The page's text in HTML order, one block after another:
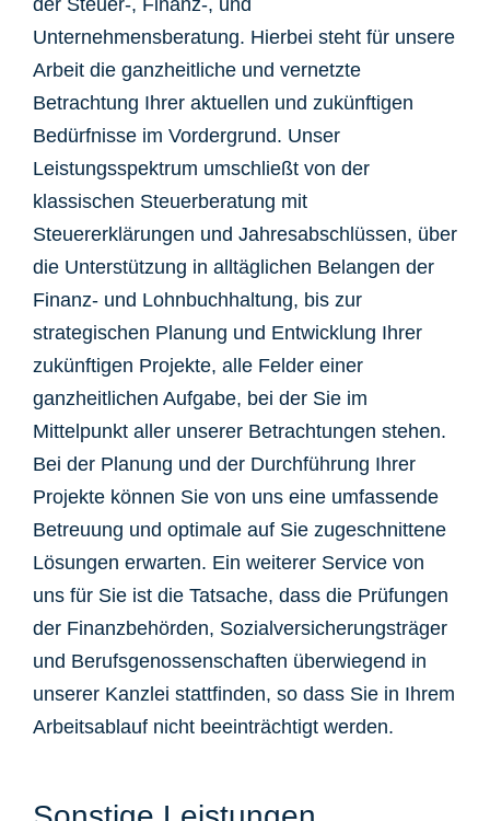
der Steuer-, Finanz-, und
Unternehmensberatung. Hierbei steht für unsere
Arbeit die ganzheitliche und vernetzte
Betrachtung Ihrer aktuellen und zukünftigen
Bedürfnisse im Vordergrund. Unser
Leistungsspektrum umschließt von der
klassischen Steuerberatung mit
Steuererklärungen und Jahresabschlüssen, über
die Unterstützung in alltäglichen Belangen der
Finanz- und Lohnbuchhaltung, bis zur
strategischen Planung und Entwicklung Ihrer
zukünftigen Projekte, alle Felder einer
ganzheitlichen Aufgabe, bei der Sie im
Mittelpunkt aller unserer Betrachtungen stehen.
Bei der Planung und der Durchführung Ihrer
Projekte können Sie von uns eine umfassende
Betreuung und optimale auf Sie zugeschnittene
Lösungen erwarten. Ein weiterer Service von
uns für Sie ist die Tatsache, dass die Prüfungen
der Finanzbehörden, Sozialversicherungsträger
und Berufsgenossenschaften überwiegend in
unserer Kanzlei stattfinden, so dass Sie in Ihrem
Arbeitsablauf nicht beeinträchtigt werden.